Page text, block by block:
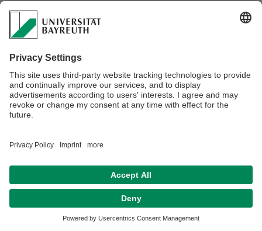
Alle Mitglieder des Vereins sowie Studerende, Mitarbeiter,
Professoren und natürlich alle Interessierten sind recht
herzlich eingeladen!
Verantwortlich für die Redaktion: Klara Elisabeth Lösse
Datenschutz / Disclaimer